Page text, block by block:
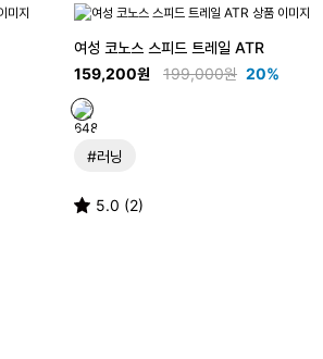
여성 코노스 스피드 트레일 ATR
159,200원
199,000원 20%
#러닝
5.0 (2)